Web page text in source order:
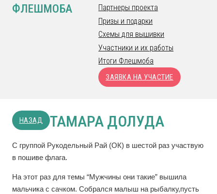
ФЛЕШМОБА
Партнеры проекта
Призы и подарки
Схемы для вышивки
Участники и их работы
Итоги Флешмоба
ЗАЯВКА НА УЧАСТИЕ
НАЗАД ТАМАРА ДОЛУДА
С группой Рукодельный Рай (ОК) в шестой раз участвую
в пошиве флага.
На этот раз для темы “Мужчины они такие” вышила
мальчика с сачком. Собрался малыш на рыбалку,пусть